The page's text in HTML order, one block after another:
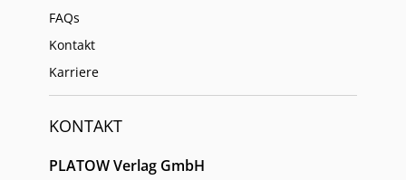
FAQs
Kontakt
Karriere
KONTAKT
PLATOW Verlag GmbH